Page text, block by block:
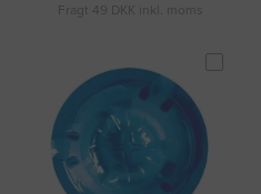
Fragt 49 DKK inkl. moms